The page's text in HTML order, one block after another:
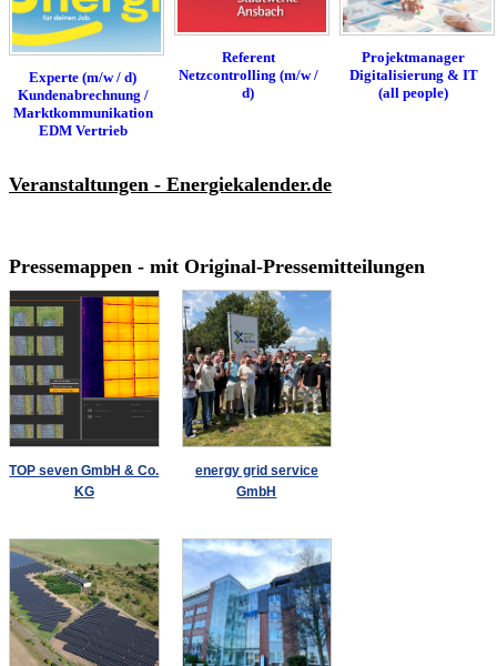
Experte (m/w / d)
Kundenabrechnung /
Marktkommunikation
EDM Vertrieb
Referent
Netzcontrolling (m/w /
d)
Projektmanager
Digitalisierung & IT
(all people)
Veranstaltungen - Energiekalender.de
Pressemappen - mit Original-Pressemitteilungen
TOP seven GmbH & Co.
KG
energy grid service
GmbH